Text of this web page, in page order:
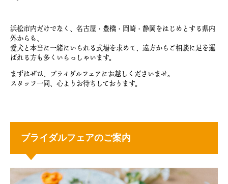
浜松市内だけでなく、名古屋・豊橋・岡崎・静岡をはじめとする県内
外からも、
愛犬と本当に一緒にいられる式場を求めて、遠方からご相談に足を運
ばれる方も多くいらっしゃいます。
まずはぜひ、ブライダルフェアにお越しくださいませ。
スタッフ一同、心よりお待ちしております。
ブライダルフェアのご案内